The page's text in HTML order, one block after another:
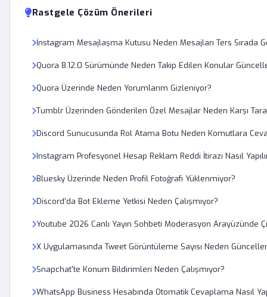
Rastgele Çözüm Önerileri
İnstagram Mesajlaşma Kutusu Neden Mesajları Ters Sırada
Quora 8.12.0 Sürümünde Neden Takip Edilen Konular
Quora Üzerinde Neden Yorumlarım Gizleniyor?
Tumblr Üzerinden Gönderilen Özel Mesajlar Neden Karşı
Discord Sunucusunda Rol Atama Botu Neden Komutlara
Instagram Profesyonel Hesap Reklam Reddi İtirazı Nasıl
Bluesky Üzerinde Neden Profil Fotoğrafı Yüklenmiyor?
Discord'da Bot Ekleme Yetkisi Neden Çalışmıyor?
Youtube 2026 Canlı Yayın Sohbeti Moderasyon Arayüzünde
X Uygulamasında Tweet Görüntüleme Sayısı Neden
Snapchat'te Konum Bildirimleri Neden Çalışmıyor?
WhatsApp Business Hesabında Otomatik Cevaplama Nasıl